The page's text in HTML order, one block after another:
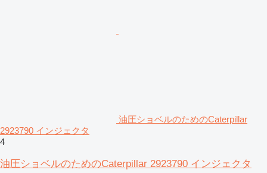
油圧ショベルのためのCaterpillar
2923790 インジェクタ
4
油圧ショベルのためのCaterpillar 2923790 インジェクタ